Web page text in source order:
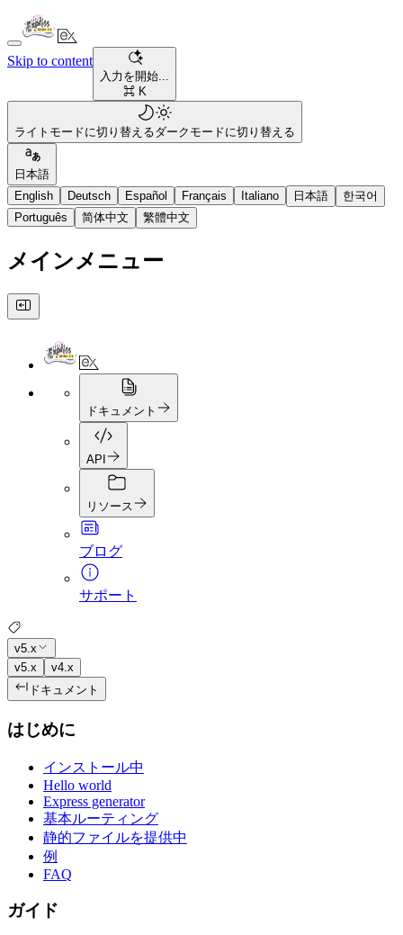
Skip to content
入力を開始...
⌘ K
ライトモードに切り替えるダークモードに切り替える
日本語
English
Deutsch Español Français Italiano 日本語
한국어
Português
简体中文 繁體中文
メインメニュー
ドキュメント
API
リソース
ブログ
サポート
v5.x
v5.x
v4.x
ドキュメント
はじめに
インストール中
Hello world
Express generator
基本ルーティング
静的ファイルを提供中
例
FAQ
ガイド